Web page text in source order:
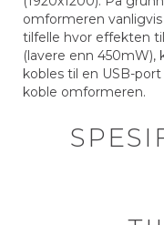
omformeren
tilfelle hvor effekten
(lavere enn 450mW),
kobles til en USB-
koble omformeren.